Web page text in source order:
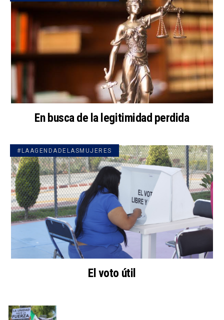
En busca de la legitimidad perdida
#LAAGENDADELASMUJERES
El voto útil